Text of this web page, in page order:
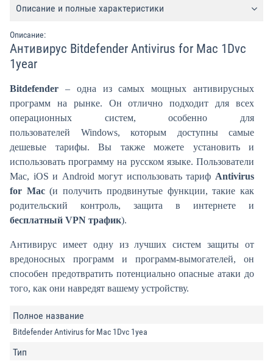
Описание и полные характеристики
Описание:
Антивирус Bitdefender Antivirus for Mac 1Dvc
1year
Bitdefender – одна из самых мощных антивирусных
программ на рынке. Он отлично подходит для всех
операционных систем, особенно для
пользователей Windows, которым доступны самые
дешевые тарифы. Вы также можете установить и
использовать программу на русском языке. Пользователи
Mac, iOS и Android могут использовать тариф Antivirus
for Mac(и получить продвинутые функции, такие как
родительский контроль, защита в интернете и
бесплатный VPN трафик).
Антивирус имеет одну из лучших систем защиты от
вредоносных программ и программ-вымогателей, он
способен предотвратить потенциально опасные атаки до
того, как они навредят вашему устройству.
Полное название
Bitdefender Antivirus for Mac 1Dvc 1yea
Тип